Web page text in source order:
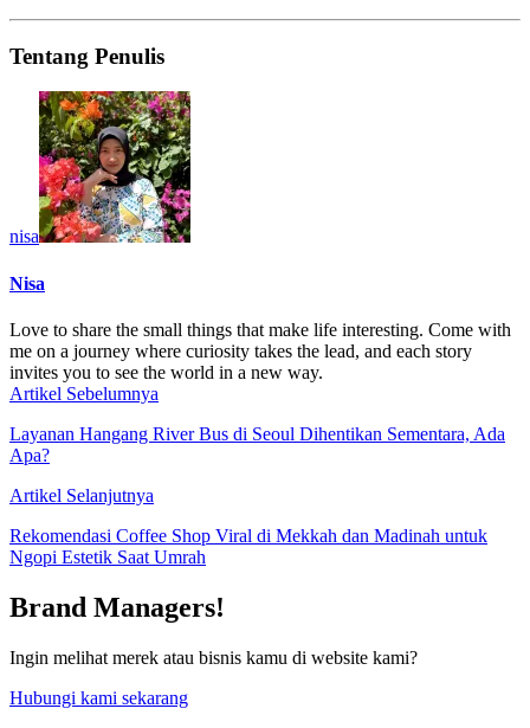
Tentang Penulis
nisa
Nisa
Love to share the small things that make life interesting. Come with
me on a journey where curiosity takes the lead, and each story
invites you to see the world in a new way.
Artikel Sebelumnya
Layanan Hangang River Bus di Seoul Dihentikan Sementara, Ada
Apa?
Artikel Selanjutnya
Rekomendasi Coffee Shop Viral di Mekkah dan Madinah untuk
Ngopi Estetik Saat Umrah
Brand Managers!
Ingin melihat merek atau bisnis kamu di website kami?
Hubungi kami sekarang